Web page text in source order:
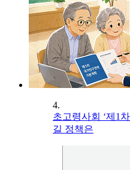
4.
초고령사회 ‘제1
길 정책은